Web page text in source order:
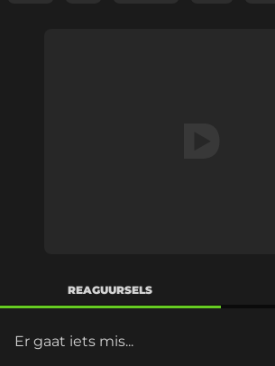
REAGUURSELS
Er gaat iets mis...